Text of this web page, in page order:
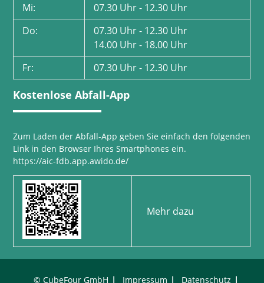
Mi:
07.30 Uhr - 12.30 Uhr
Do:
07.30 Uhr - 12.30 Uhr
14.00 Uhr - 18.00 Uhr
Fr:
07.30 Uhr - 12.30 Uhr
Kostenlose Abfall-App
Zum Laden der Abfall-App geben Sie einfach den folgenden
Link in den Browser Ihres Smartphones ein.
https://aic-fdb.app.awido.de/
Mehr dazu
© CubeFour GmbH Impressum Datenschutz